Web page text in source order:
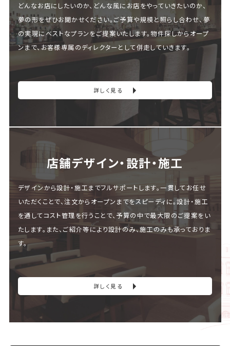
どんなお店にしたいのか、どんな風にお店をやっていきたいのか、
夢の形をぜひお聞かせください。ご予算や規模と照らし合わせ、夢
の実現にベストなプランをご提案いたします。物件探しからオープ
ンまで、お客様専属のディレクターとして併走していきます。
詳しく見る
店舗デザイン・設計・施⼯
デザインから設計・施工までフルサポートします。一貫してお任せ
いただくことで、注文からオープンまでをスピーディに。設計・施工
を通してコスト管理を行うことで、予算の中で最大限のご提案をい
たします。また、ご紹介等により設計のみ、施工のみも承っておりま
す。
詳しく見る